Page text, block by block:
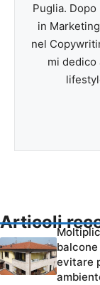
Puglia.
in
nel
mi dedico
Articoli
evitare